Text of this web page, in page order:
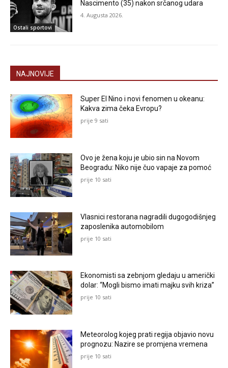
Ostali sportovi
Nascimento (35) nakon srčanog udara
4. Augusta 2026.
NAJNOVIJE
Super El Nino i novi fenomen u okeanu:
Kakva zima čeka Evropu?
prije 9 sati
Ovo je žena koju je ubio sin na Novom
Beogradu: Niko nije čuo vapaje za pomoć
prije 10 sati
Vlasnici restorana nagradili dugogodišnjeg
zaposlenika automobilom
prije 10 sati
Ekonomisti sa zebnjom gledaju u američki
dolar: “Mogli bismo imati majku svih kriza”
prije 10 sati
Meteorolog kojeg prati regija objavio novu
prognozu: Nazire se promjena vremena
prije 10 sati